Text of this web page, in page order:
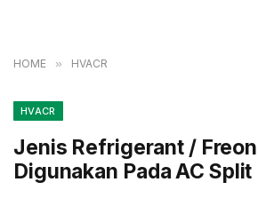
HOME » HVACR
HVACR
Jenis Refrigerant /
Digunakan Pada AC Split